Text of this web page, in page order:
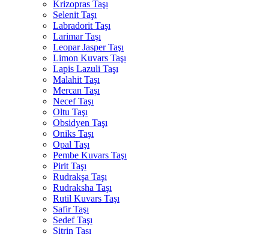
Krizopras Taşı
Selenit Taşı
Labradorit Taşı
Larimar Taşı
Leopar Jasper Taşı
Limon Kuvars Taşı
Lapis Lazuli Taşı
Malahit Taşı
Mercan Taşı
Necef Taşı
Oltu Taşı
Obsidyen Taşı
Oniks Taşı
Opal Taşı
Pembe Kuvars Taşı
Pirit Taşı
Rudrakşa Taşı
Rudraksha Taşı
Rutil Kuvars Taşı
Safir Taşı
Sedef Taşı
Sitrin Taşı